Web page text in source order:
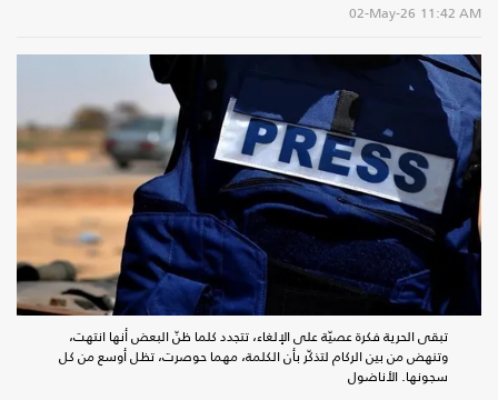
02-May-26 11:42 AM
تبقى الحرية فكرة عصيّة على الإلغاء، تتجدد كلما ظنّ البعض أنها انتهت،
وتنهض من بين الركام لتذكّر بأن الكلمة، مهما حوصرت، تظل أوسع من كل
سجونها. الأناضول